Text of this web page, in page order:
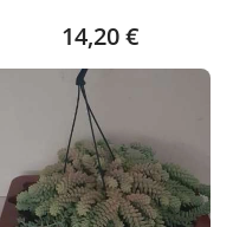
14,20 €